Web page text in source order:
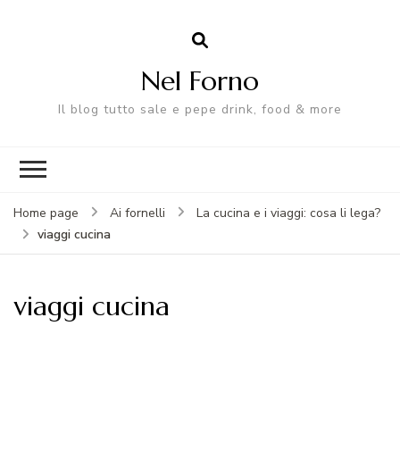
Nel Forno
Il blog tutto sale e pepe drink, food & more
Home page Ai fornelli
La cucina e i viaggi: cosa li lega?
viaggi cucina
viaggi cucina